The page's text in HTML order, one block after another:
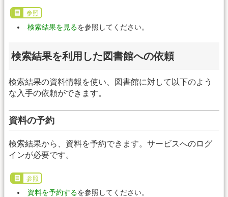
参照
検索結果を見るを参照してください。
検索結果を利用した図書館への依頼
検索結果の資料情報を使い、図書館に対して以下のよう
な入手の依頼ができます。
資料の予約
検索結果から、資料を予約できます。サービスへのログ
インが必要です。
参照
資料を予約するを参照してください。